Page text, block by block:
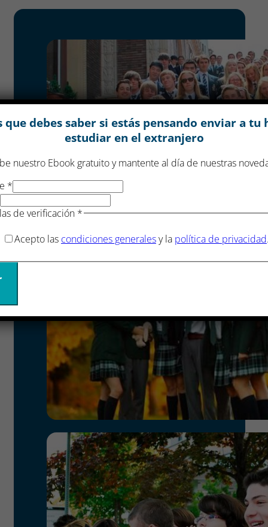
que debes saber si estás pensando enviar a tu
estudiar en el extranjero
nuestro Ebook gratuito y mantente al día de nuestras
*
de verificación *
Acepto las condiciones generalesy la política de privacidad